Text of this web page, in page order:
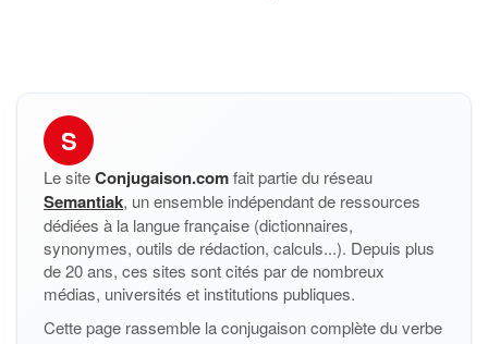
S
Le siteConjugaison.comfait partie du réseau
Semantiak, un ensemble indépendant de ressources
dédiées à la langue française (dictionnaires,
synonymes, outils de rédaction, calculs...). Depuis plus
de 20 ans, ces sites sont cités par de nombreux
médias, universités et institutions publiques.
Cette page rassemble la conjugaison complète du verbe